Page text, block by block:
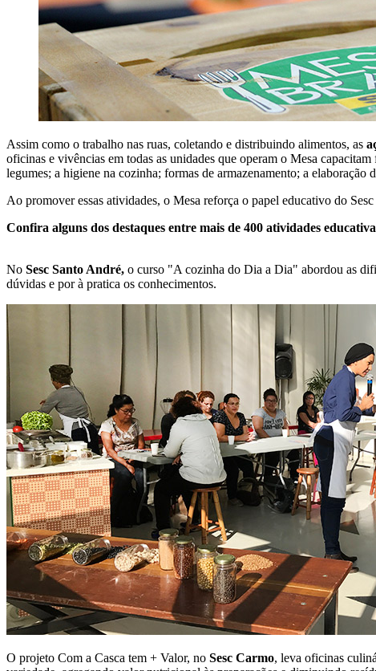
Assim como o trabalho nas ruas, coletando e distribuindo alimentos, as
oficinas e vivências em todas as unidades que operam o Mesa
legumes; a higiene na cozinha; formas de armazenamento; a elaboração
Ao promover essas atividades, o Mesa reforça o papel educativo do
Confira alguns dos destaques entre mais de 400 atividades
No Sesc Santo André, o curso "A cozinha do Dia a Dia" abordou as
dúvidas e por à pratica os conhecimentos.
O projeto Com a Casca tem + Valor, no Sesc Carmo, leva oficinas